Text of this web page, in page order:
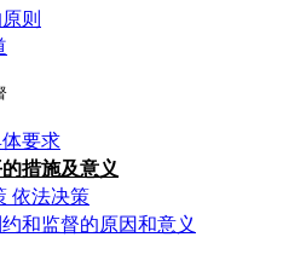
则
要求
措施及意义
依法决策
和监督的原因和意义